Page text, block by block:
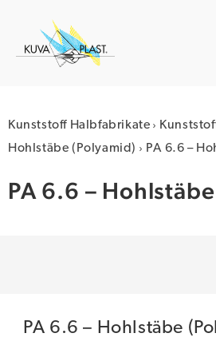
springen
Kunststoff Halbfabrikate ›
Hohlstäbe (Polyamid) › PA 6.6 –
PA 6.6 –
PA 6.6 – Hohlstäbe